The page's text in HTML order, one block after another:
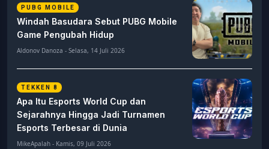
PUBG MOBILE
Windah Basudara Sebut PUBG Mobile
Game Pengubah Hidup
Aldonov Danoza - Selasa, 14 Juli 2026
TEKKEN 8
Apa Itu Esports World Cup dan
Sejarahnya Hingga Jadi Turnamen
Esports Terbesar di Dunia
MikeApalah - Kamis, 09 Juli 2026